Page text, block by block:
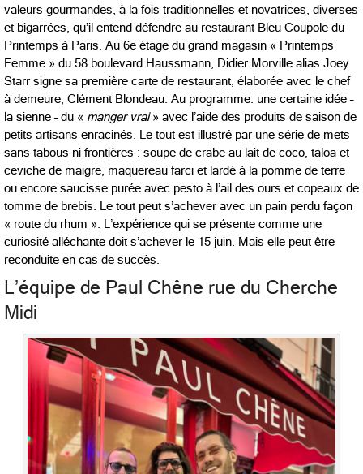
valeurs gourmandes, à la fois traditionnelles et novatrices, diverses
et bigarrées, qu’il entend défendre au restaurant Bleu Coupole du
Printemps à Paris. Au 6e étage du grand magasin « Printemps
Femme » du 58 boulevard Haussmann, Didier Morville alias Joey
Starr signe sa première carte de restaurant, élaborée avec le chef
à demeure, Clément Blondeau. Au programme: une certaine idée –
la sienne – du « manger vrai» avec l’aide des produits de saison de
petits artisans enracinés. Le tout est illustré par une série de mets
sans tabous ni frontières : soupe de crabe au lait de coco, taloa et
ceviche de maigre, maquereau farci et lardé à la pomme de terre
ou encore saucisse purée avec pesto à l’ail des ours et copeaux de
tomme de brebis. Le tout peut s’achever avec un pain perdu façon
« route du rhum ». L’expérience qui se présente comme une
curiosité alléchante doit s’achever le 15 juin. Mais elle peut être
reconduite en cas de succès.
L’équipe de Paul Chêne rue du Cherche
Midi